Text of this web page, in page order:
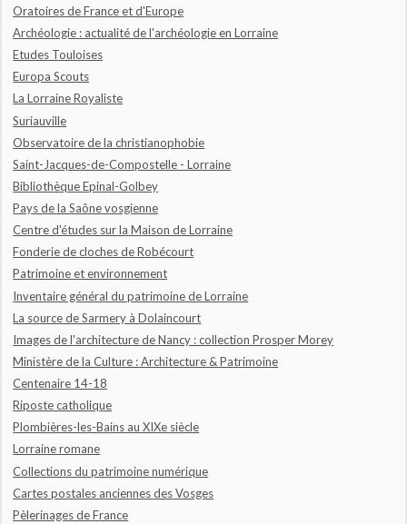
Oratoires de France et d'Europe
Archéologie : actualité de l'archéologie en Lorraine
Etudes Touloises
Europa Scouts
La Lorraine Royaliste
Suriauville
Observatoire de la christianophobie
Saint-Jacques-de-Compostelle - Lorraine
Bibliothèque Epinal-Golbey
Pays de la Saône vosgienne
Centre d'études sur la Maison de Lorraine
Fonderie de cloches de Robécourt
Patrimoine et environnement
Inventaire général du patrimoine de Lorraine
La source de Sarmery à Dolaincourt
Images de l'architecture de Nancy : collection Prosper Morey
Ministère de la Culture : Architecture & Patrimoine
Centenaire 14-18
Riposte catholique
Plombières-les-Bains au XIXe siècle
Lorraine romane
Collections du patrimoine numérique
Cartes postales anciennes des Vosges
Pèlerinages de France